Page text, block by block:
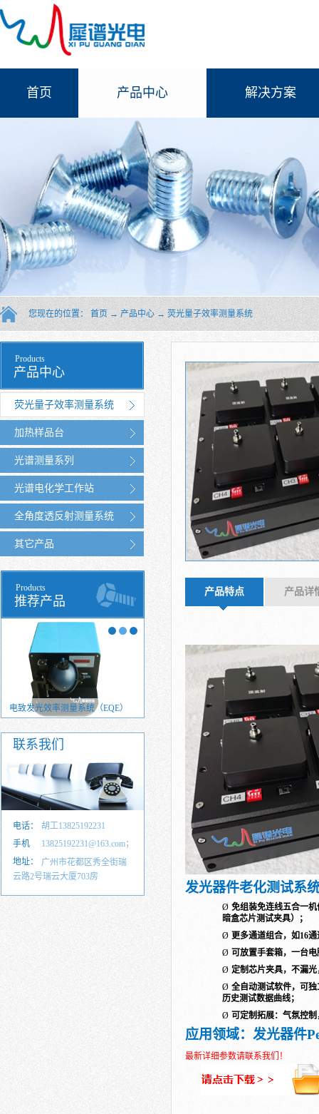
首页 产品中心 解决方案
您现在的位置： 首页 → 产品中心 → 荧光量子效率测量系统
产品中心
Products
荧光量子效率测量系统
加热样品台
光谱测量系列
光谱电化学工作站
全角度透反射测量系统
其它产品
推荐产品
Products
电致发光效率测量系统（EQE） 光致发光效率测量系统（PLQY）
联系我们
电话：
胡工13825192231
手机
号：
13825192231@163.com；
35857583@qq.com
地址：
广州市花都区秀全街瑞
云路2号瑞云大厦703房
产品特点 产品详
发光器件老化测试系
Ø 免组装免连线五合一机
暗盒芯片测试夹具）；
Ø 更多通道组合，如16通
Ø 可放置手套箱，一台电
Ø 定制芯片夹具，不漏
Ø 全自动测试软件，可
历史测试数据曲线；
Ø 可定制拓展：气氛控
应用领域：发光器件
最新详细参数请联系我们！